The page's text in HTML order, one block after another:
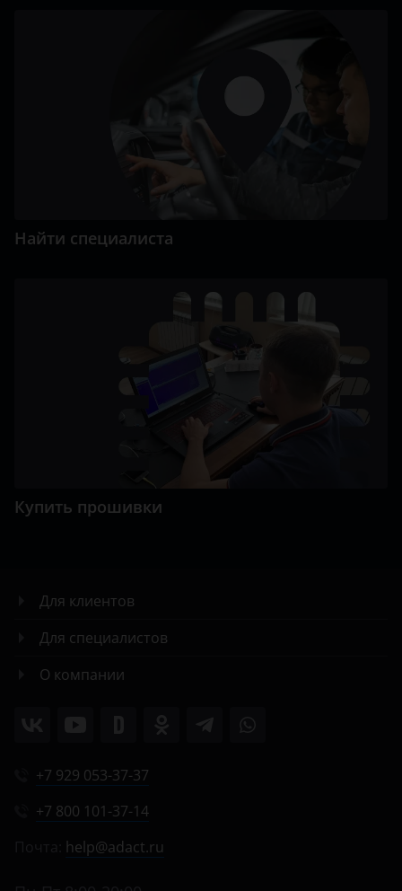
Найти специалиста
Купить прошивки
Для клиентов
Для специалистов
О компании
+7 929 053-37-37
+7 800 101-37-14
help@adact.ru